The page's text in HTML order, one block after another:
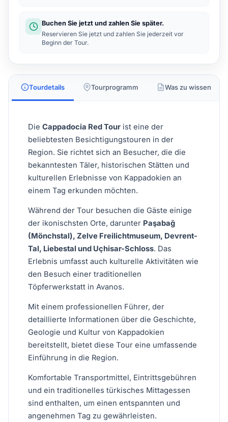
Tourdetails Tourprogramm Was zu wissen
Die Cappadocia Red Tour ist eine der
beliebtesten Besichtigungstouren in der
Region. Sie richtet sich an Besucher, die die
bekanntesten Täler, historischen Stätten und
kulturellen Erlebnisse von Kappadokien an
einem Tag erkunden möchten.
Während der Tour besuchen die Gäste einige
der ikonischsten Orte, darunter Paşabağ
(Mönchstal), Zelve Freilichtmuseum, Devrent-
Tal, Liebestal und Uçhisar-Schloss. Das
Erlebnis umfasst auch kulturelle Aktivitäten wie
den Besuch einer traditionellen
Töpferwerkstatt in Avanos.
Mit einem professionellen Führer, der
detaillierte Informationen über die Geschichte,
Geologie und Kultur von Kappadokien
bereitstellt, bietet diese Tour eine umfassende
Einführung in die Region.
Komfortable Transportmittel, Eintrittsgebühren
und ein traditionelles türkisches Mittagessen
sind enthalten, um einen entspannten und
angenehmen Tag zu gewährleisten.
Buchen Sie jetzt und zahlen Sie später.
Reservieren Sie jetzt und zahlen Sie jederzeit vor
Beginn der Tour.